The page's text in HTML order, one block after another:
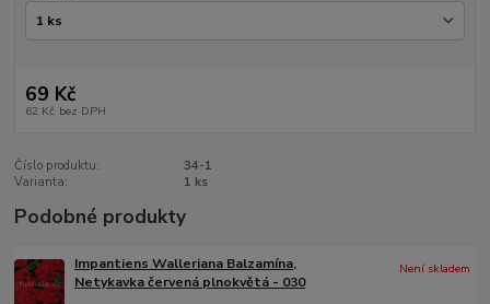
69 Kč
62 Kč bez DPH
Číslo produktu:
34-1
Varianta:
1 ks
Podobné produkty
Impantiens Walleriana Balzamína,
Netykavka červená plnokvětá - 030
Není skladem